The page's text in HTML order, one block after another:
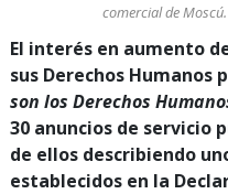
comercial de Moscú.
El interés en aumento
sus Derechos
son los Derechos
30 anuncios de servicio
de ellos describiendo
establecidos en la